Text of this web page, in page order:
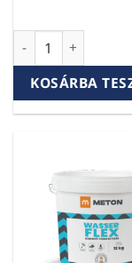
KÜLTÉRI
KOSÁRBA